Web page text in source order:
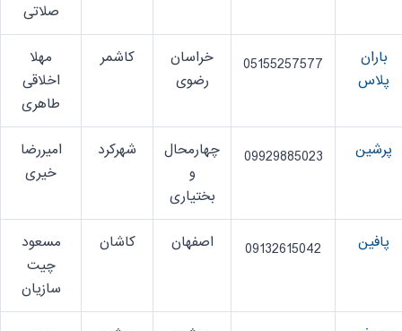
صلاتی
باران
پلاس
05155257577
خراسان
رضوی
کاشمر
مهلا
اخلاقی
طاهری
پرشین 09929885023
چهارمحال
و
بختیاری
شهرکرد
امیررضا
خیری
پافین 09132615042 اصفهان کاشان
مسعود
چیت
سازیان